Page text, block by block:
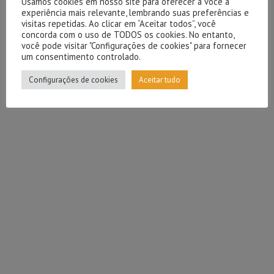
experiência mais relevante, lembrando suas preferências e
visitas repetidas. Ao clicar em “Aceitar todos”, você
concorda com o uso de TODOS os cookies. No entanto,
você pode visitar "Configurações de cookies" para fornecer
um consentimento controlado.
Configurações de cookies Aceitar tudo